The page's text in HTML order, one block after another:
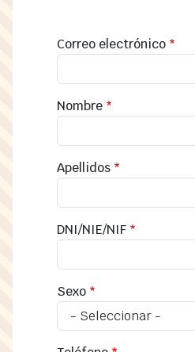
Correo electrónico
Nombre
Apellidos
DNI/NIE/NIF
Sexo